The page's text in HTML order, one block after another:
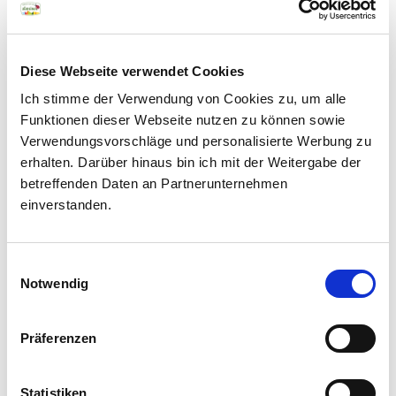
Diese Webseite verwendet Cookies
Ich stimme der Verwendung von Cookies zu, um alle
Funktionen dieser Webseite nutzen zu können sowie
Verwendungsvorschläge und personalisierte Werbung zu
erhalten. Darüber hinaus bin ich mit der Weitergabe der
betreffenden Daten an Partnerunternehmen
einverstanden.
Notwendig
Präferenzen
Statistiken
Newsletter
Südtirols Bauern und
Herstellern über die
Schulter blicken und sich
von kreativen
Rezeptideen mit Apfel,
Speck und Milch
Newsletter macht’s
neuen Höchststand
Foto der Südtiroler Apfelbotschafterinnen
und Apfelbotschafter herunterladen (148,23
KB)
Start Gewinnspiel Let's Apple
Pressemitteilung herunterladen (117,16 KB)
Flyer Gewinnspiel Let's Apple 2025
herunterladen (3,32 MB)
AWARD NOTICE - Public Notice of